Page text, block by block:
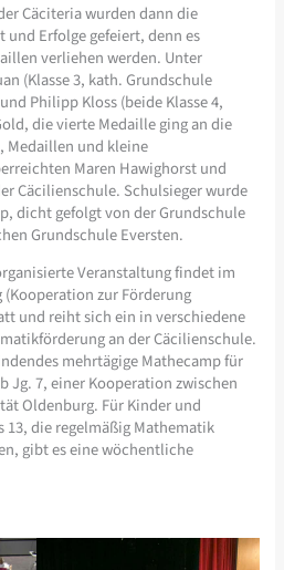
Cäciteria wurden dann die
Erfolge gefeiert, denn es
verliehen werden. Unter
(Klasse 3, kath. Grundschule
Philipp Kloss (beide Klasse 4,
die vierte Medaille ging an die
Medaillen und kleine
Maren Hawighorst und
Cäcilienschule. Schulsieger wurde
dicht gefolgt von der Grundschule
Grundschule Eversten.
Veranstaltung findet im
(Kooperation zur Förderung
und reiht sich ein in verschiedene
an der Cäcilienschule.
mehrtägige Mathecamp für
Jg. 7, einer Kooperation zwischen
Oldenburg. Für Kinder und
13, die regelmäßig Mathematik
gibt es eine wöchentliche